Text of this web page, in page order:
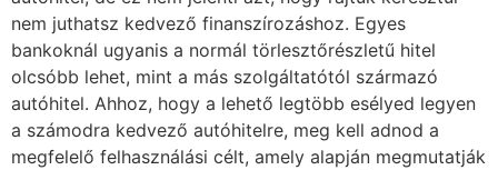
nem juthatsz kedvező finanszírozáshoz. Egyes
bankoknál ugyanis a normál törlesztőrészletű hitel
olcsóbb lehet, mint a más szolgáltatótól származó
autóhitel. Ahhoz, hogy a lehető legtöbb esélyed legyen
a számodra kedvező autóhitelre, meg kell adnod a
megfelelő felhasználási célt, amely alapján megmutatják